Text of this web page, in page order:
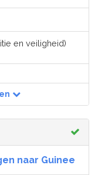
en veiligheid)
naar Guinee